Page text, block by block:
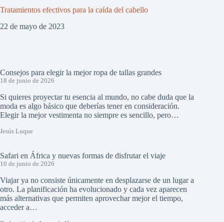
Tratamientos efectivos para la caída del cabello
22 de mayo de 2023
Consejos para elegir la mejor ropa de tallas grandes
18 de junio de 2026
Si quieres proyectar tu esencia al mundo, no cabe duda que la
moda es algo básico que deberías tener en consideración.
Elegir la mejor vestimenta no siempre es sencillo, pero…
Jesús Luque
Safari en África y nuevas formas de disfrutar el viaje
10 de junio de 2026
Viajar ya no consiste únicamente en desplazarse de un lugar a
otro. La planificación ha evolucionado y cada vez aparecen
más alternativas que permiten aprovechar mejor el tiempo,
acceder a…